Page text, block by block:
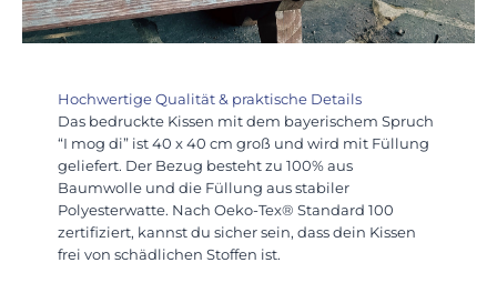
Hochwertige Qualität & praktische Details
Das bedruckte Kissen mit dem bayerischem Spruch
“I mog di” ist 40 x 40 cm groß und wird mit Füllung
geliefert. Der Bezug besteht zu 100% aus
Baumwolle und die Füllung aus stabiler
Polyesterwatte. Nach Oeko-Tex® Standard 100
zertifiziert, kannst du sicher sein, dass dein Kissen
frei von schädlichen Stoffen ist.